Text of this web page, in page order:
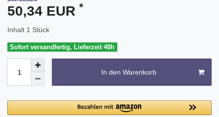
50,34 EUR *
Inhalt 1 Stück
Sofort versandfertig, Lieferzeit 48h
In den Warenkorb